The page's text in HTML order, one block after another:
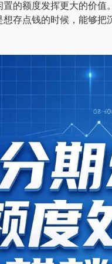
的额度发挥更大的价
存点钱的时候，能够